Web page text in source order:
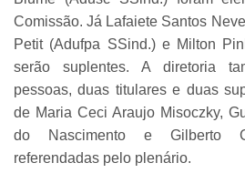
Comissão. Já Lafaiete Santos
Petit (Adufpa SSind.) e Milton
serão suplentes. A diretoria
pessoas, duas titulares e duas
de Maria Ceci Araujo Misoczky,
do Nascimento e Gilberto
referendadas pelo plenário.